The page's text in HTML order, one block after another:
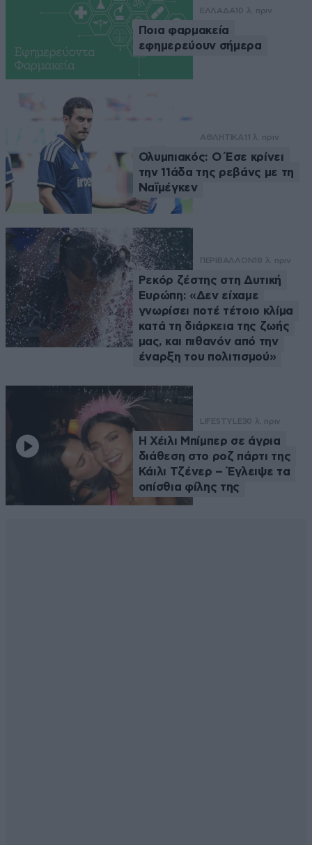
ΕΛΛΑΔΑ 10 λ. πριν
Ποια φαρμακεία
εφημερεύουν σήμερα
ΑΘΛΗΤΙΚΑ 11 λ. πριν
Ολυμπιακός: Ο Έσε κρίνει
την 11άδα της ρεβάνς με τη
Ναϊμέγκεν
ΠΕΡΙΒΑΛΛΟΝ 18 λ. πριν
Ρεκόρ ζέστης στη Δυτική
Ευρώπη: «Δεν είχαμε
γνωρίσει ποτέ τέτοιο κλίμα
κατά τη διάρκεια της ζωής
μας, και πιθανόν από την
έναρξη του πολιτισμού»
LIFESTYLE30 λ. πριν
Η Χέιλι Μπίμπερ σε άγρια
διάθεση στο ροζ πάρτι της
Κάιλι Τζένερ – Έγλειψε τα
οπίσθια φίλης της